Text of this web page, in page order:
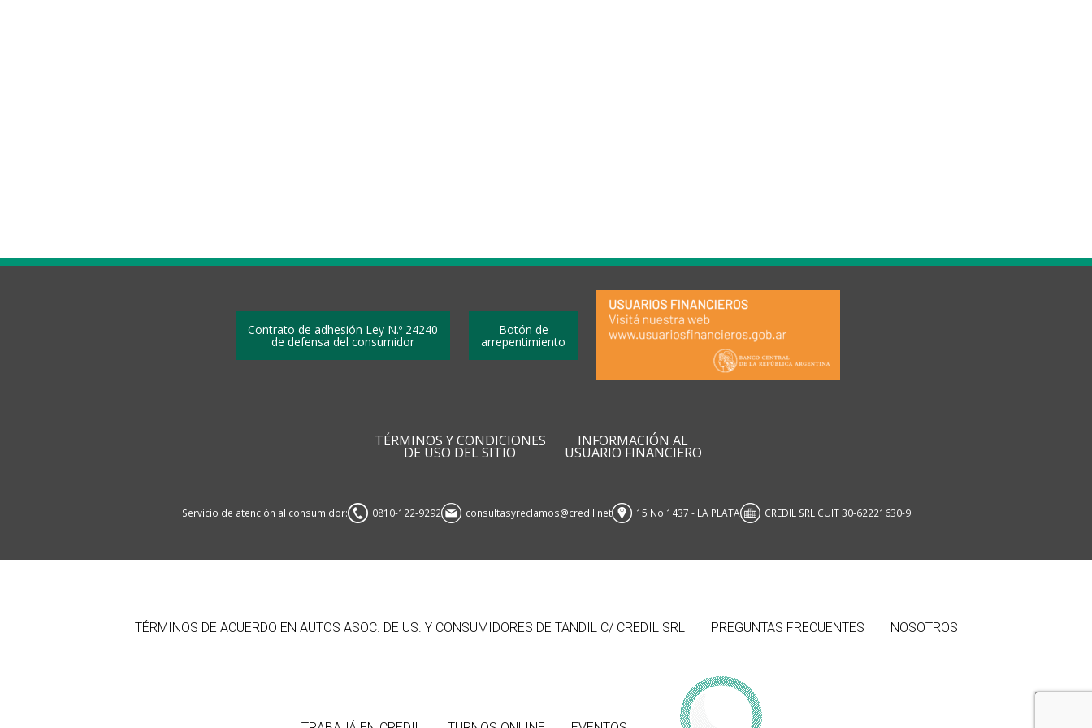
Contrato de adhesión Ley N.º 24240
de defensa del consumidor
Botón de
arrepentimiento
TÉRMINOS Y CONDICIONES
DE USO DEL SITIO
INFORMACIÓN AL
USUARIO FINANCIERO
Servicio de atención al consumidor: 0810-122-9292 consultasyreclamos@credil.net 15 No 1437 - LA PLATA CREDIL SRL CUIT 30-62221630-9
TÉRMINOS DE ACUERDO EN AUTOS ASOC. DE US. Y CONSUMIDORES DE TANDIL C/ CREDIL SRL PREGUNTAS FRECUENTES NOSOTROS